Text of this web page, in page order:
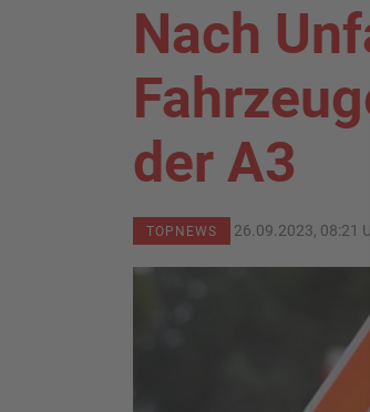
Nach
der A3
TOPNEWS 26.09.2023, 08:21